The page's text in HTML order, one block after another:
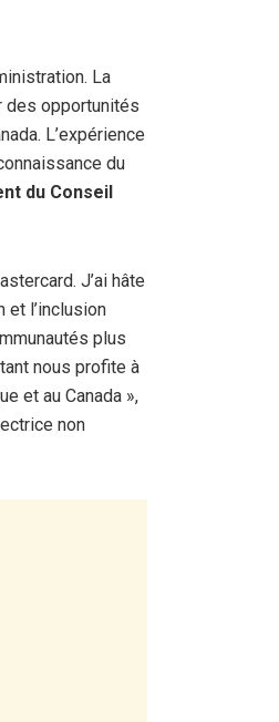
La
des opportunités
L’expérience
du
du Conseil
J’ai hâte
et l’inclusion
plus
nous profite à
et au Canada »,
non